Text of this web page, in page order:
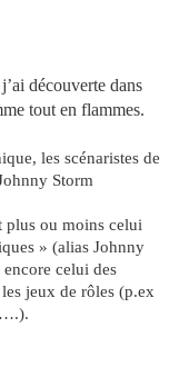
découverte dans
tout en flammes.
les scénaristes de
Storm
plus ou moins celui
» (alias Johnny
encore celui des
jeux de rôles (p.ex